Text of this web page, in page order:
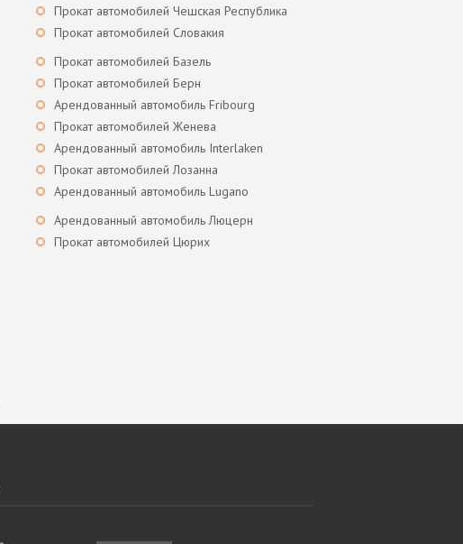
Прокат автомобилей Чешская Республика
Прокат автомобилей Словакия
Прокат автомобилей Базель
Прокат автомобилей Берн
Арендованный автомобиль Fribourg
Прокат автомобилей Женева
Арендованный автомобиль Interlaken
Прокат автомобилей Лозанна
Арендованный автомобиль Lugano
Арендованный автомобиль Люцерн
Прокат автомобилей Цюрих